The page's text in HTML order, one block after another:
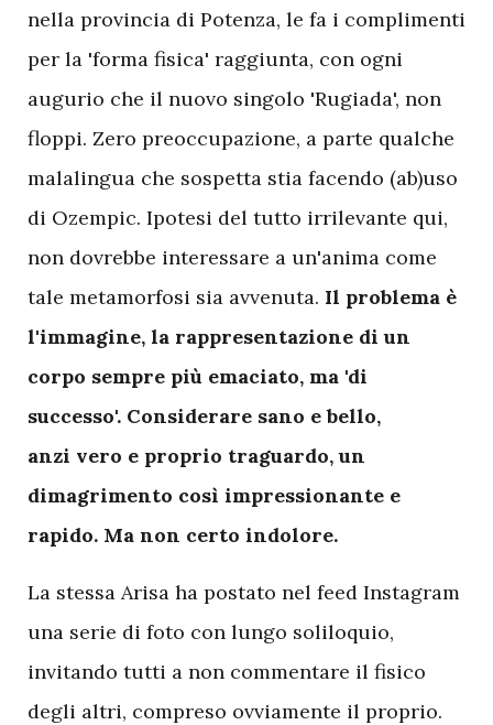
nella provincia di Potenza, le fa i complimenti
per la 'forma fisica' raggiunta, con ogni
augurio che il nuovo singolo 'Rugiada', non
floppi. Zero preoccupazione, a parte qualche
malalingua che sospetta stia facendo (ab)uso
di Ozempic. Ipotesi del tutto irrilevante qui,
non dovrebbe interessare a un'anima come
tale metamorfosi sia avvenuta. Il problema è
l'immagine, la rappresentazione di un
corpo sempre più emaciato, ma 'di
successo'. Considerare sano e bello,
anzi vero e proprio traguardo, un
dimagrimento così impressionante e
rapido. Ma non certo indolore.
La stessa Arisa ha postato nel feed Instagram
una serie di foto con lungo soliloquio,
invitando tutti a non commentare il fisico
degli altri, compreso ovviamente il proprio.